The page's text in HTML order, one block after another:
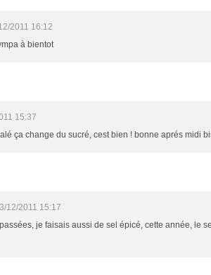
2011 16:12
à bientot
15:37
ça change du sucré, cest bien ! bonne aprés midi
12/2011 15:17
je faisais aussi de sel épicé, cette année, le